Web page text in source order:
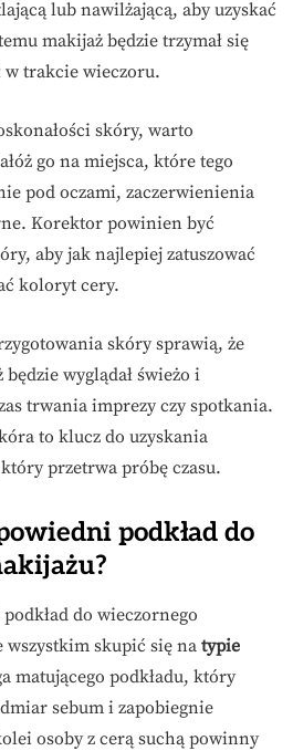
lub nawilżającą, aby uzyskać
makijaż będzie trzymał się
w trakcie wieczoru.
skóry, warto
go na miejsca, które tego
pod oczami, zaczerwienienia
Korektor powinien być
aby jak najlepiej zatuszować
koloryt cery.
skóry sprawią, że
wyglądał świeżo i
trwania imprezy czy spotkania.
to klucz do uzyskania
przetrwa próbę czasu.
podkład do
do wieczornego
wszystkim skupić się na typie
matującego podkładu, który
sebum i zapobiegnie
osoby z cerą suchą powinny